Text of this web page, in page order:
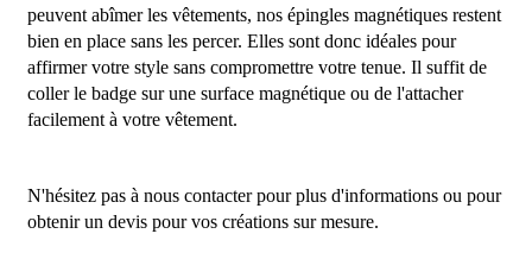
peuvent abîmer les vêtements, nos épingles magnétiques restent
bien en place sans les percer. Elles sont donc idéales pour
affirmer votre style sans compromettre votre tenue. Il suffit de
coller le badge sur une surface magnétique ou de l'attacher
facilement à votre vêtement.
N'hésitez pas à nous contacter pour plus d'informations ou pour
obtenir un devis pour vos créations sur mesure.